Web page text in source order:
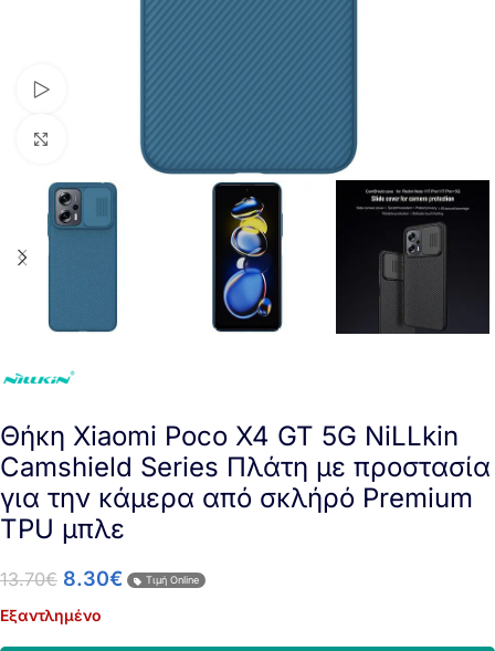
Watch video
Click to enlarge
Θήκη Xiaomi Poco X4 GT 5G NiLLkin
Camshield Series Πλάτη με προστασία
για την κάμερα από σκλήρό Premium
TPU μπλε
13.70€ 8.30€ Τιμή Online
Εξαντλημένο